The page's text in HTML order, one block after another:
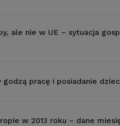
ale nie w UE – sytuacja
godzą pracę i posiadanie
w 2013 roku – dane